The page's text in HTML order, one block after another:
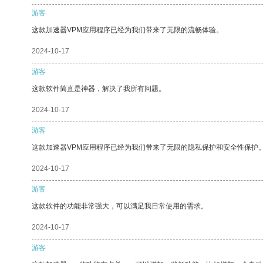
游客
这款加速器VPM应用程序已经为我们带来了无限的流畅体验。
2024-10-17
游客
这款软件简直是神器，解决了我所有问题。
2024-10-17
游客
这款加速器VPM应用程序已经为我们带来了无限的隐私保护和安全性保护
2024-10-17
游客
这款软件的功能非常强大，可以满足我日常使用的需求。
2024-10-17
游客